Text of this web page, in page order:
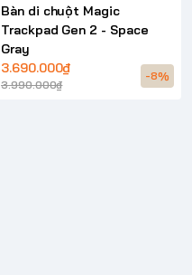
Bàn di chuột Magic
Trackpad Gen 2 - Space
Gray
3.690.000₫
3.990.000₫
-8%